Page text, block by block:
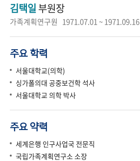
김택일 부원장
가족계획연구원 1971.07.01 ~ 1971.09.16
주요 학력
서울대학교(의학)
싱가폴의대 공중보건학 석사
서울대학교 의학 박사
주요 약력
세계은행 인구사업국 전문직
국립가족계획연구소 소장